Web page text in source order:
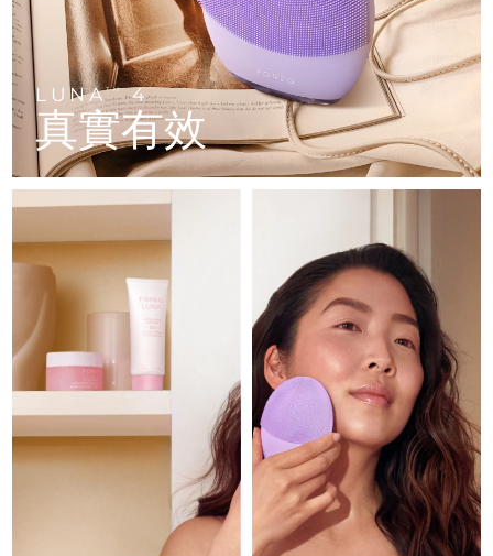
LUNATM4
真實有效
LUNA™ 4 go
For travel or gym bag
LUNA™護膚
Premium cleansers & balm
LUNA™ 設備
All facial cleansing devices
BEAR™ 設備
All premium facelift devices
UFO™ 3 go
Portable red light therapy
面膜
Rejuvenation & hydration
UFO™ 設備
All deep facial hydration devices
issa™ 4 baby
For ages 0-3
issa™ Teeth Whitening Set
ISSA™ 設備
All silicone sonic toothbrushes
FAQ™ 102
Advanced clinical anti-aging
FAQ™ 103
Luxurious clinical anti-aging set
FAQ™ P1 Primer
Manuka honey primer
FAQ™護膚品
All FAQ™ skincare
FAQ™產品
All anti-aging treatments
FAQ™ 202
LED mask
FAQ™ 211
Anti-aging neck & décolleté LED mask
FAQ™ 221
Anti-aging LED hand mask
FAQ™護膚品
All FAQ™ skincare
FAQ™產品
All LED treatments
生髮
FAQ™ 301
LED hair strengthening scalp massager
FAQ™ Scalp Serum
Scalp recovery probiotic serum
FAQ™護膚品
All FAQ™ skincare
FAQ™產品
All hair treatments
肌膚年輕化
FAQ™ 501
Full-Spectrum Red Light Therapy
FAQ™ 502
Full-Spectrum Red Light Therapy
FAQ™ Red Light Serum
FAQ™ skincare
All FAQ™ skincare
FAQ™ products
All toning treatments
保健品
NEW
專業治療
脫毛
PEACH™ 2 Pro Max
Professional IPL hair removal device
PEACH™ 2
IPL hair removal
身體護理
BEAR™ 2 body
Microcurrent body toning
LUNA™ 4 body
Massaging body brush
ESPADA™ 2 plus
Recurring acne LED therapy
眼部護理
BEAR™ 2 eyes & lips
Microcurrent line smoothing device
克羅埃西亞 預計送達日期8/9/26
賽普勒斯 預計送達日期8/10/26
捷克 預計送達日期
丹麥 預計送達日期8/9/26
芬蘭 預計送達日期 8/9/26
法國 預計送達日期 8/9/26
法屬玻里尼西亞 預計送達日期 8/13/26
德國 預計送達日期 8/9/26
預計送達日期8/13/26
預計送達日期 8/9/26